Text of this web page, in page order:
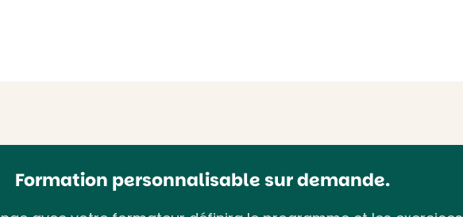
Formation personnalisable sur demande.